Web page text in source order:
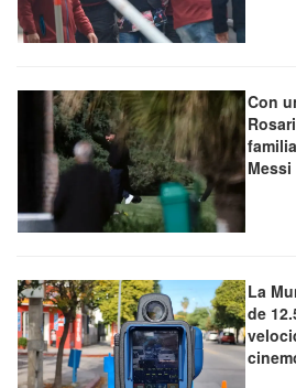
Con
Messi
La
de